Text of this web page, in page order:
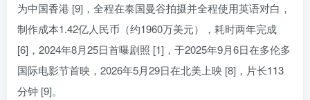
为中国香港 [9]，全程在泰国曼谷拍摄并全程使用英语对白，
制作成本1.42亿人民币（约1960万美元），耗时两年完成
[6]，2024年8月25日首曝剧照 [1]，于2025年9月6日在多伦多
国际电影节首映，2026年5月29日在北美上映 [8]，片长113
分钟 [9]。